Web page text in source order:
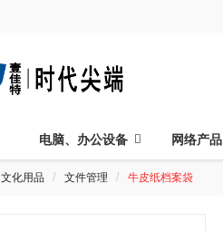
电脑、办公设备 网络产品
文化用品 文件管理 牛皮纸档案袋